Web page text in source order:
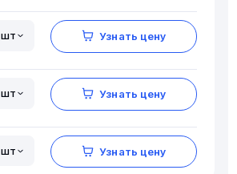
шт Узнать цену
шт Узнать цену
шт Узнать цену